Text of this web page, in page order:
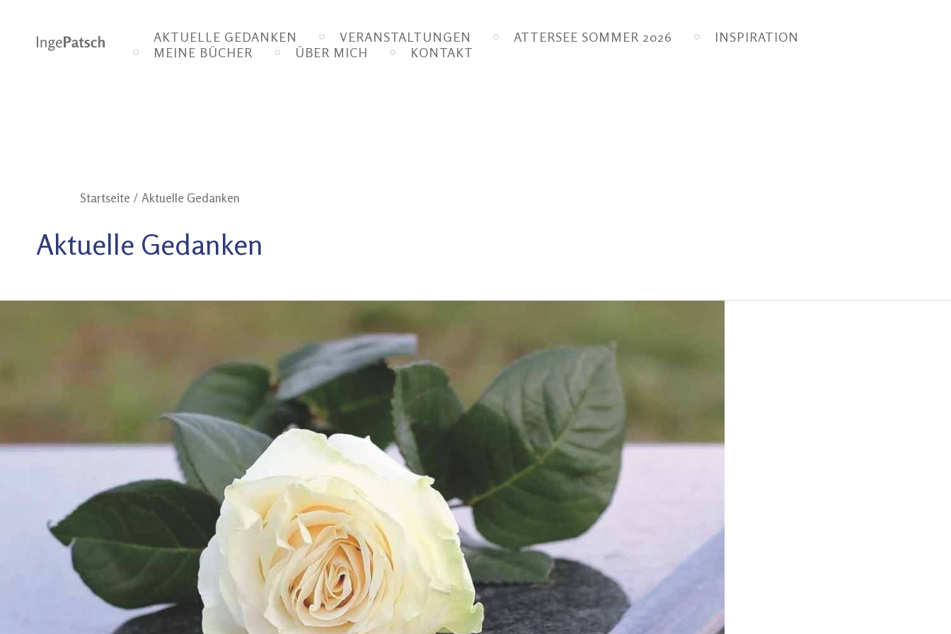
springen
AKTUELLE GEDANKEN VERANSTALTUNGEN ATTERSEE SOMMER 2026
INSPIRATION
MEINE BÜCHER
ÜBER MICH KONTAKT
Startseite Aktuelle Gedanken
Aktuelle Gedanken